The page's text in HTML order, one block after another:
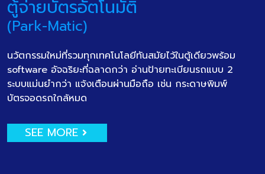
ตู้จ่ายบัตรอัตโนมัติ
(Park-Matic)
นวัตกรรมใหม่ที่รวมทุกเทคโนโลยีทันสมัยไว้ในตู้เดียวพร้อม
software อัจฉริยะที่ฉลาดกว่า อ่านป้ายทะเบียนรถแบบ 2
ระบบแม่นยำกว่า แจ้งเตือนผ่านมือถือ เช่น กระดาษพิมพ์
บัตรจอดรถใกล้หมด
SEE MORE